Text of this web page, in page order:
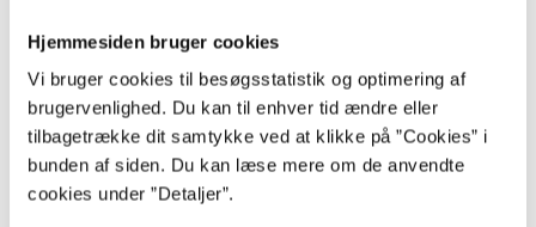
Hjemmesiden bruger cookies
Vi bruger cookies til besøgsstatistik og optimering af
brugervenlighed. Du kan til enhver tid ændre eller
tilbagetrække dit samtykke ved at klikke på ”Cookies” i
bunden af siden. Du kan læse mere om de anvendte
cookies under ”Detaljer”.
lorem ipsum dolor sit amet ...
lorem ipsum dolor sit amet ...
lorem ipsum dolor sit amet ...
lorem ipsum dolor sit amet ...
lorem ipsum dolor sit amet ...
lorem ipsum dolor sit amet ...